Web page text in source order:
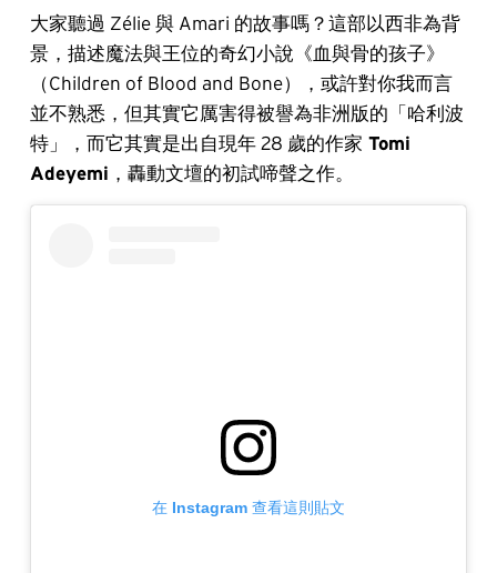
大家聽過 Zélie 與 Amari 的故事嗎？這部以西非為背
景，描述魔法與王位的奇幻小說《血與骨的孩子》
（Children of Blood and Bone），或許對你我而言
並不熟悉，但其實它厲害得被譽為非洲版的「哈利波
特」，而它其實是出自現年 28 歲的作家 Tomi
Adeyemi ，轟動文壇的初試啼聲之作。
在 Instagram 查看這則貼文